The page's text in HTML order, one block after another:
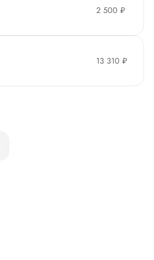
2 500 ₽
13 310 ₽